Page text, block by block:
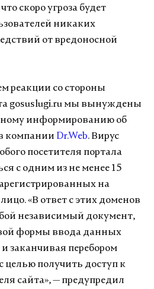
скоро угроза будет
никаких
от вредоносной
реакции со стороны
gosuslugi.ru мы вынуждены
информированию об
компании Dr.Web. Вирус
посетителя портала
с одним из не менее 15
на
«В ответ с этих доменов
независимый документ,
формы ввода данных
заканчивая перебором
целью получить доступ к
сайта», — предупредил